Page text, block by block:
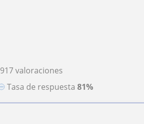
917 valoraciones
Tasa de respuesta81%